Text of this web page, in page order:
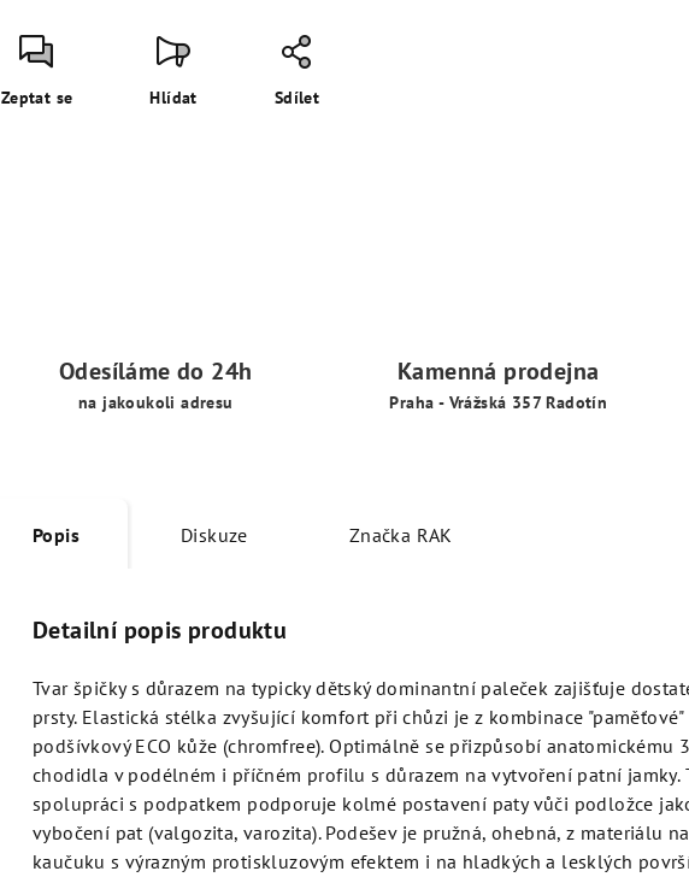
Zeptat se Hlídat Sdílet
Odesíláme do 24h
na jakoukoli adresu
Kamenná prodejna
Praha - Vrážská 357 Radotín
Popis Diskuze Značka RAK
Detailní popis produktu
Tvar špičky s důrazem na typicky dětský dominantní paleček zajišťuje
prsty. Elastická stélka zvyšující komfort při chůzi je z kombinace
podšívkový ECO kůže (chromfree). Optimálně se přizpůsobí anatomickému
chodidla v podélném i příčném profilu s důrazem na vytvoření patní jamky.
spolupráci s podpatkem podporuje kolmé postavení paty vůči podložce
vybočení pat (valgozita, varozita). Podešev je pružná, ohebná, z materiálu
kaučuku s výrazným protiskluzovým efektem i na hladkých a lesklých